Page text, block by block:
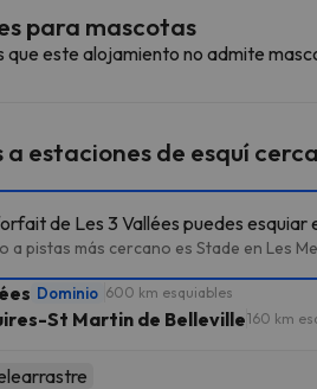
para mascotas
que este alojamiento no admite
estaciones de esquí
de Les 3 Vallées puedes
a pistas más cercano es Stade en Les
Dominio 600 km esquiables
St Martin de Belleville160 km